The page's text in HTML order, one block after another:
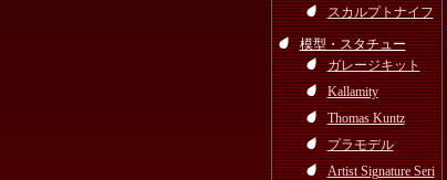
スカルプトナイフ
模型・スタチュー
ガレージキット
Kallamity
Thomas Kuntz
プラモデル
Artist Signature Seri